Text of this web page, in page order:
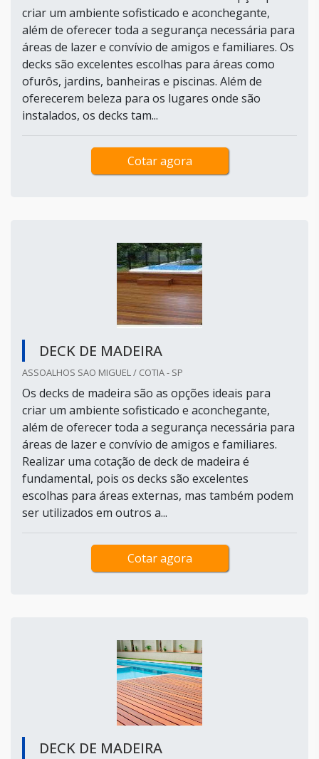
criar um ambiente sofisticado e aconchegante,
além de oferecer toda a segurança necessária para
áreas de lazer e convívio de amigos e familiares. Os
decks são excelentes escolhas para áreas como
ofurôs, jardins, banheiras e piscinas. Além de
oferecerem beleza para os lugares onde são
instalados, os decks tam...
Cotar agora
DECK DE MADEIRA
ASSOALHOS SAO MIGUEL / COTIA - SP
Os decks de madeira são as opções ideais para
criar um ambiente sofisticado e aconchegante,
além de oferecer toda a segurança necessária para
áreas de lazer e convívio de amigos e familiares.
Realizar uma cotação de deck de madeira é
fundamental, pois os decks são excelentes
escolhas para áreas externas, mas também podem
ser utilizados em outros a...
Cotar agora
DECK DE MADEIRA